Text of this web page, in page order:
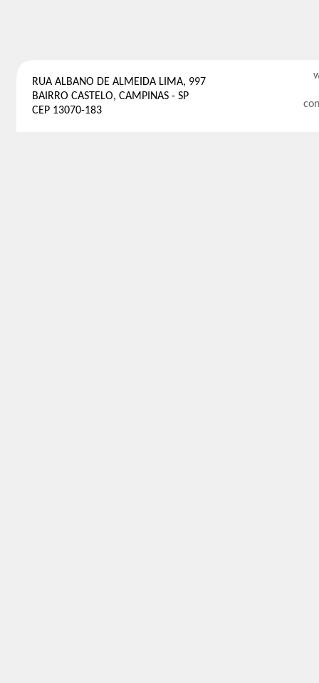
RUA ALBANO DE ALMEIDA LIMA, 997
BAIRRO CASTELO, CAMPINAS - SP
CEP 13070-183